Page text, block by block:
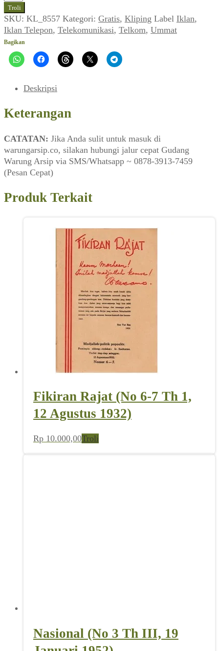
Iklan
Telepon
TELKOM
(Ummat_No.
25,
05
1998)
Troli
SKU: KL_8557 Kategori: Gratis, Kliping Label Iklan,
Iklan Telepon, Telekomunikasi, Telkom, Ummat
Bagikan
Deskripsi
Keterangan
CATATAN: Jika Anda sulit untuk masuk di
warungarsip.co, silakan hubungi jalur cepat Gudang
Warung Arsip via SMS/Whatsapp ~ 0878-3913-7459
(Pesan Cepat)
Produk Terkait
Fikiran Rajat (No 6-7 Th 1,
12 Agustus 1932)
Rp 10.000,00Troli
Nasional (No 3 Th III, 19